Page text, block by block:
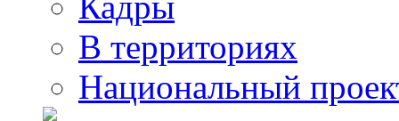
В территориях
Национальный